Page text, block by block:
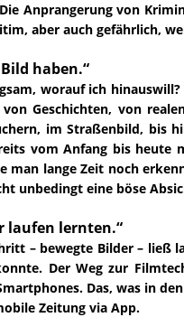
Anprangerung von
aber auch gefährlich,
haben.“
worauf ich
von Geschichten, von
im Straßenbild, bis
vom Anfang bis heute
man lange Zeit noch
unbedingt eine böse
laufen lernten.“
– bewegte Bilder – ließ
Der Weg zur
Das, was in
Zeitung via App.